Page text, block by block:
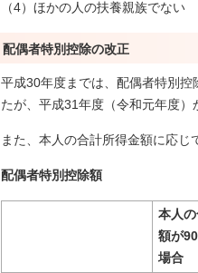
（4）ほかの人の扶養親族でない
配偶者特別控除の改正
平成30年度までは、配偶者特別
たが、平成31年度（令和元年度）
また、本人の合計所得金額に応じ
配偶者特別控除額
本人
額が
場合